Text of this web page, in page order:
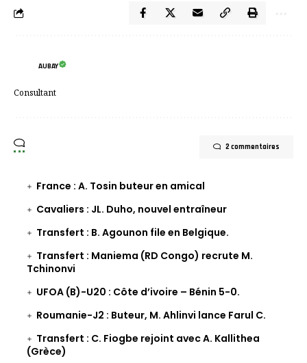
AUBAY
Consultant
2 commentaires
France : A. Tosin buteur en amical
Cavaliers : JL. Duho, nouvel entraîneur
Transfert : B. Agounon file en Belgique.
Transfert : Maniema (RD Congo) recrute M.
Tchinonvi
UFOA (B)-U20 : Côte d’ivoire – Bénin 5-0.
Roumanie-J2 : Buteur, M. Ahlinvi lance Farul C.
Transfert : C. Fiogbe rejoint avec A. Kallithea
(Grèce)